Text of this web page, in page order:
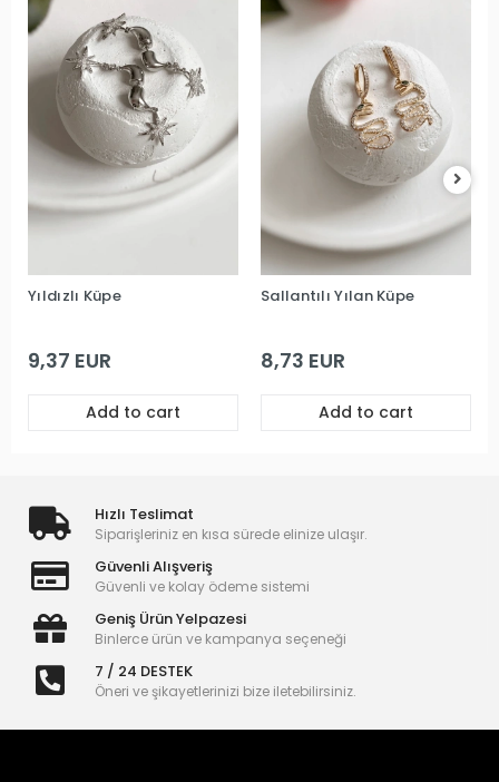
Yıldızlı Küpe
9,37 EUR
Add to cart
Sallantılı Yılan Küpe
8,73 EUR
Add to cart
Hızlı Teslimat
Siparişleriniz en kısa sürede elinize ulaşır.
Güvenli Alışveriş
Güvenli ve kolay ödeme sistemi
Geniş Ürün Yelpazesi
Binlerce ürün ve kampanya seçeneği
7 / 24 DESTEK
Öneri ve şikayetlerinizi bize iletebilirsiniz.